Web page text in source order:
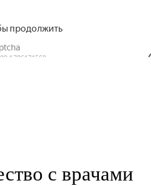
с врачами